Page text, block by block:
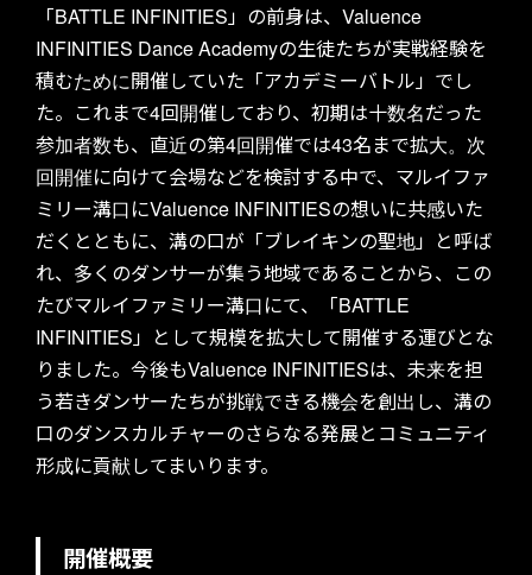
「BATTLE INFINITIES」の前身は、Valuence
INFINITIES Dance Academyの生徒たちが実戦経験を
積むために開催していた「アカデミーバトル」でし
た。これまで4回開催しており、初期は十数名だった
参加者数も、直近の第4回開催では43名まで拡大。次
回開催に向けて会場などを検討する中で、マルイファ
ミリー溝口にValuence INFINITIESの想いに共感いた
だくとともに、溝の口が「ブレイキンの聖地」と呼ば
れ、多くのダンサーが集う地域であることから、この
たびマルイファミリー溝口にて、「BATTLE
INFINITIES」として規模を拡大して開催する運びとな
りました。今後もValuence INFINITIESは、未来を担
う若きダンサーたちが挑戦できる機会を創出し、溝の
口のダンスカルチャーのさらなる発展とコミュニティ
形成に貢献してまいります。
開催概要